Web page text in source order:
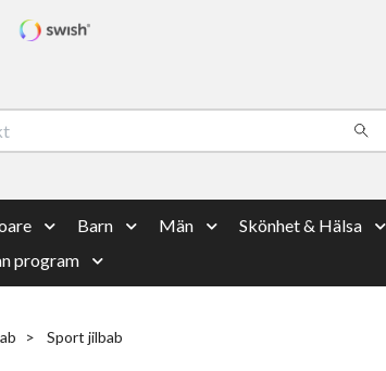
Barn Män Skönhet & Hälsa
program
Sport jilbab